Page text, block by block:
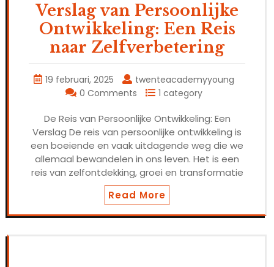
Verslag van Persoonlijke
Ontwikkeling: Een Reis
naar Zelfverbetering
19 februari, 2025
twenteacademyyoung
0 Comments
1 category
De Reis van Persoonlijke Ontwikkeling: Een
Verslag De reis van persoonlijke ontwikkeling is
een boeiende en vaak uitdagende weg die we
allemaal bewandelen in ons leven. Het is een
reis van zelfontdekking, groei en transformatie
Read More